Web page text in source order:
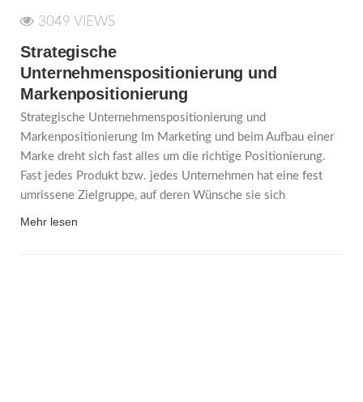
3049 VIEWS
Strategische
Unternehmenspositionierung und
Markenpositionierung
Strategische Unternehmenspositionierung und
Markenpositionierung Im Marketing und beim Aufbau einer
Marke dreht sich fast alles um die richtige Positionierung.
Fast jedes Produkt bzw. jedes Unternehmen hat eine fest
umrissene Zielgruppe, auf deren Wünsche sie sich
Mehr lesen